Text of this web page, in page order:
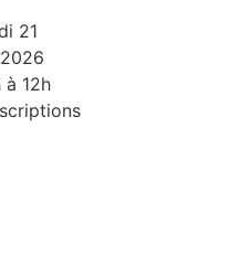
21
à 12h